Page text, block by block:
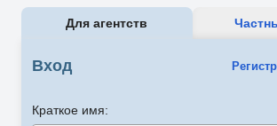
Для агентств
Вход
Краткое имя: